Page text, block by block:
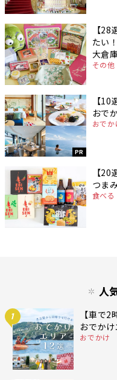
【
たい
大倉
その他
PR
【
おで
おでか
【
つま
食べる
人
1
【車で
おでか
おでかけ